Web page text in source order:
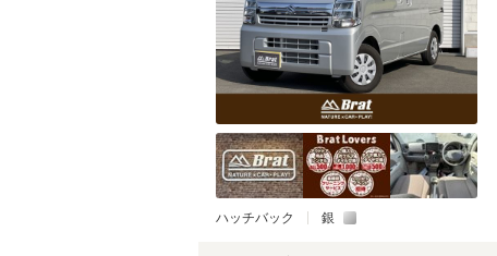
ハッチバック 銀